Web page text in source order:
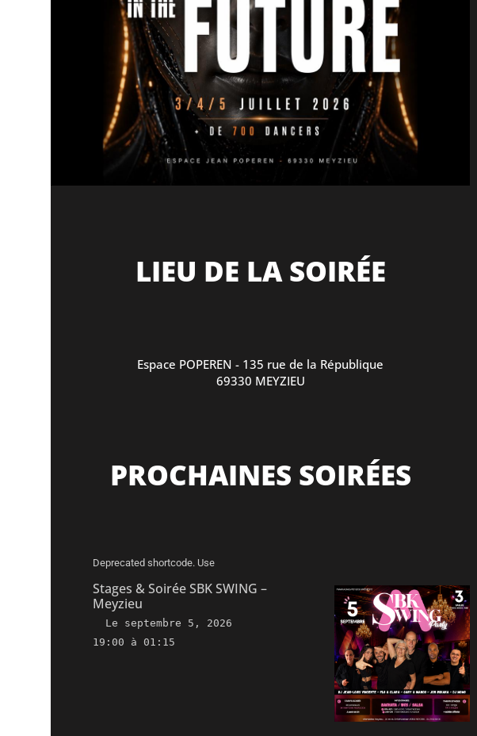
LIEU DE LA SOIRÉE
Espace POPEREN - 135 rue de la République
69330 MEYZIEU
PROCHAINES SOIRÉES
Deprecated shortcode. Use
Stages & Soirée SBK SWING –
Meyzieu
Le septembre 5, 2026
19:00 à 01:15